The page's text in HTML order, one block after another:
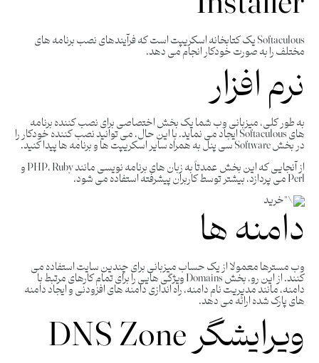
Softaculous یک کتابخانه اسکریپت است که فرآیندهای نصب برنامه های
مختلف را به صورت خودکار انجام می دهد.
نرم افزار
به طور کلی، میزبانی وب شما یک بخش اختصاصی برای نصب کننده برنامه
های Softaculous ایجاد می نماید. با این حال، می توانید نصب کننده خودکار را
در بخش Software سی پنل به همراه سایر اسکریپت ها و برنامه ها پیدا کنید.
از آنجایی که این بخش عمدتاً به زبان های برنامه نویسی مانند PHP، Ruby و
Perl می پردازد، بیشتر توسط کاربران پیشرفته استفاده می شود.
دامنه ها
وب مسترها معمولا از یک حساب میزبانی برای چندین سایت استفاده می
کنند. از این رو، بخش Domains ویژگی‌ هایی را برای تمام کارهای مرتبط با
دامنه، مانند مدیریت نام دامنه، راه ‌اندازی دامنه‌ های افزودنی و ایجاد دامنه‌
های پارک شده ارائه می‌ دهد.
ویرایشگر DNS Zone